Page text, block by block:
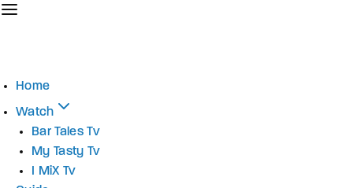
Home
Watch
Bar Tales Tv
My Tasty Tv
I MiX Tv